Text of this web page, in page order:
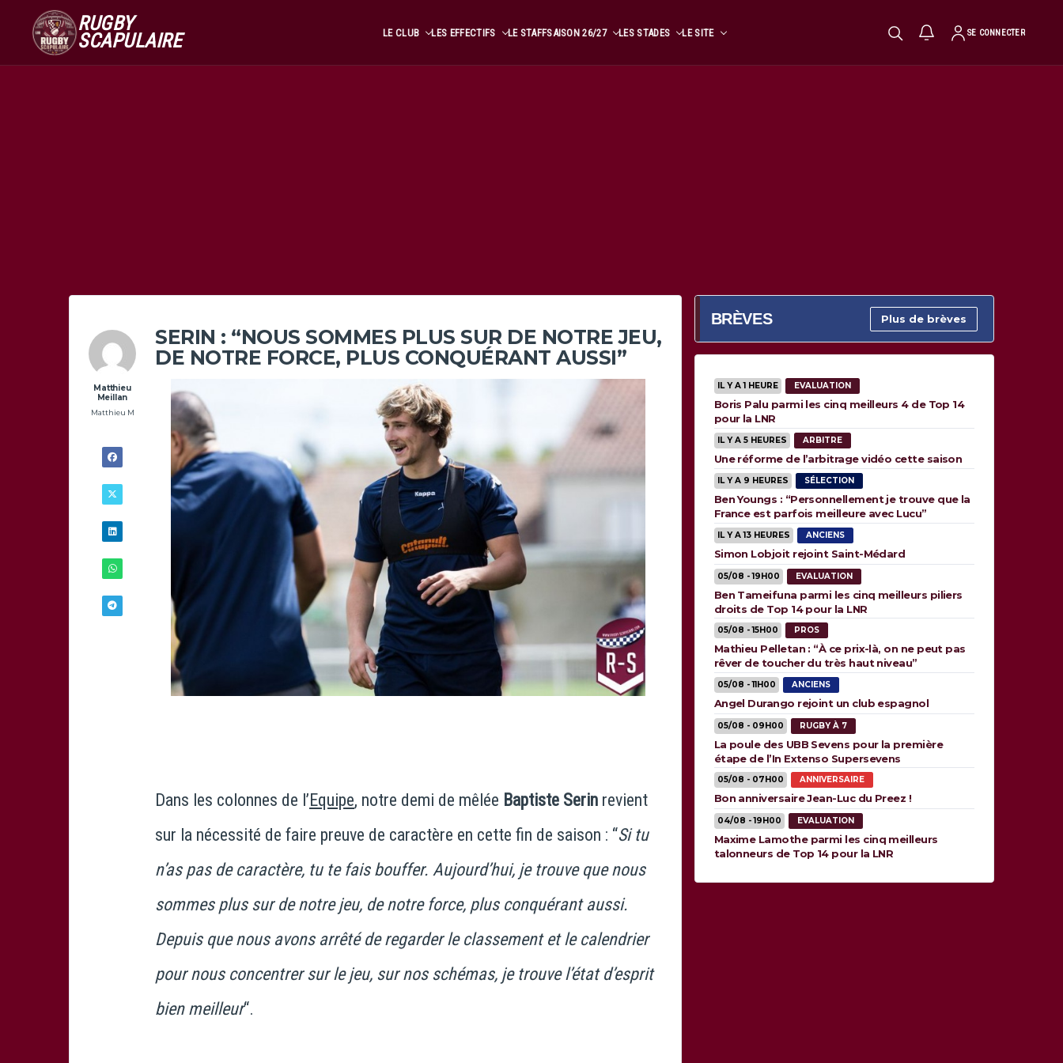
RUGBY
SCAPULAIRE LE CLUB LES EFFECTIFS LE STAFFSAISON 26/27 LES STADES LE SITE SE CONNECTER
Matthieu
Meillan
Matthieu M
SERIN : “NOUS SOMMES PLUS SUR DE NOTRE JEU,
DE NOTRE FORCE, PLUS CONQUÉRANT AUSSI”
Dans les colonnes de l’Equipe, notre demi de mêlée Baptiste Serin revient
sur la nécessité de faire preuve de caractère en cette fin de saison : “Si tu
n’as pas de caractère, tu te fais bouffer. Aujourd’hui, je trouve que nous
sommes plus sur de notre jeu, de notre force, plus conquérant aussi.
Depuis que nous avons arrêté de regarder le classement et le calendrier
pour nous concentrer sur le jeu, sur nos schémas, je trouve l’état d’esprit
bien meilleur“.
BRÈVES Plus de brèves
IL Y A 1 HEURE EVALUATION
Boris Palu parmi les cinq meilleurs 4 de Top 14
pour la LNR
IL Y A 5 HEURES ARBITRE
Une réforme de l’arbitrage vidéo cette saison
IL Y A 9 HEURES SÉLECTION
Ben Youngs : “Personnellement je trouve que la
France est parfois meilleure avec Lucu”
IL Y A 13 HEURES ANCIENS
Simon Lobjoit rejoint Saint-Médard
05/08 - 19H00 EVALUATION
Ben Tameifuna parmi les cinq meilleurs piliers
droits de Top 14 pour la LNR
05/08 - 15H00 PROS
Mathieu Pelletan : “À ce prix-là, on ne peut pas
rêver de toucher du très haut niveau”
05/08 - 11H00 ANCIENS
Angel Durango rejoint un club espagnol
05/08 - 09H00 RUGBY À 7
La poule des UBB Sevens pour la première
étape de l’In Extenso Supersevens
05/08 - 07H00 ANNIVERSAIRE
Bon anniversaire Jean-Luc du Preez !
04/08 - 19H00 EVALUATION
Maxime Lamothe parmi les cinq meilleurs
talonneurs de Top 14 pour la LNR